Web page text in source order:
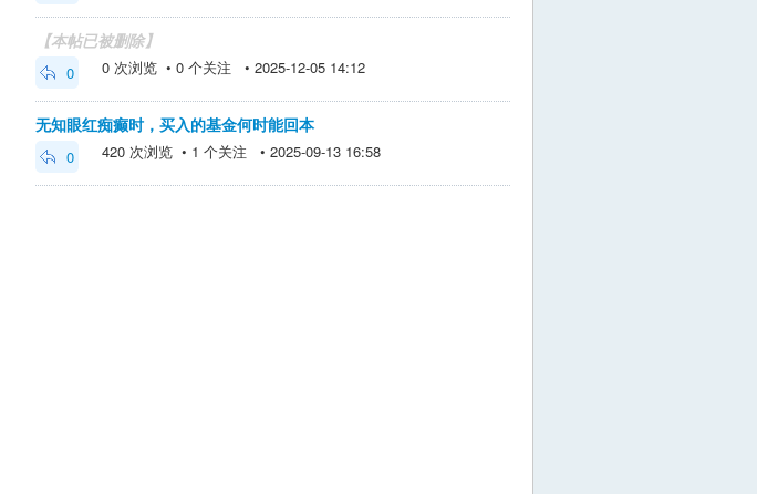
【本帖已被删除】
0 0 次浏览 • 0 个关注 • 2025-12-05 14:12
无知眼红痴癫时，买入的基金何时能回本
0 420 次浏览 • 1 个关注 • 2025-09-13 16:58